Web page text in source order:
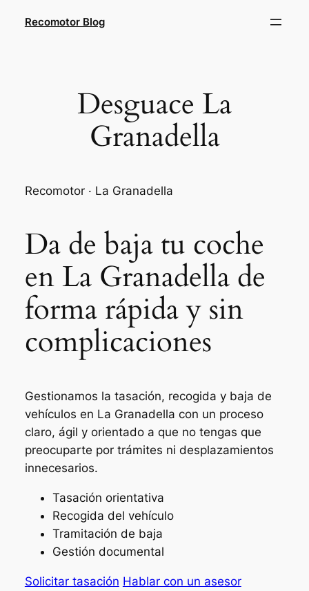
Recomotor Blog
Desguace La
Granadella
Recomotor · La Granadella
Da de baja tu coche
en La Granadella de
forma rápida y sin
complicaciones
Gestionamos la tasación, recogida y baja de
vehículos en La Granadella con un proceso
claro, ágil y orientado a que no tengas que
preocuparte por trámites ni desplazamientos
innecesarios.
Tasación orientativa
Recogida del vehículo
Tramitación de baja
Gestión documental
Solicitar tasación Hablar con un asesor